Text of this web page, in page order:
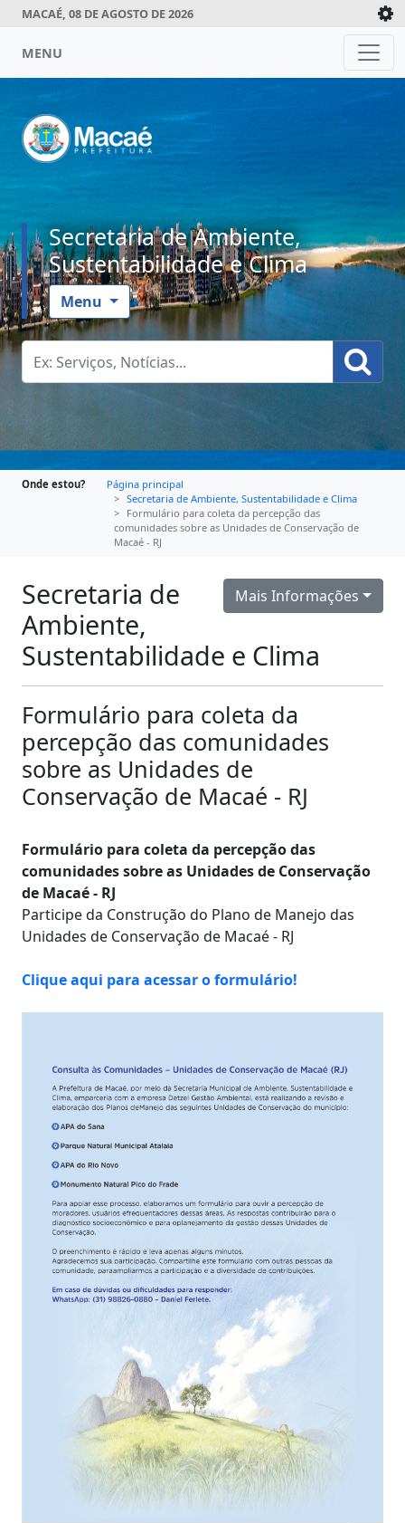
MACAÉ, 08 DE AGOSTO DE 2026
MENU
Secretaria de Ambiente,
Sustentabilidade e Clima
Menu
Onde estou?
Página principal
Secretaria de Ambiente, Sustentabilidade e Clima
Formulário para coleta da percepção das
comunidades sobre as Unidades de Conservação de
Macaé - RJ
Mais Informações
Secretaria de
Ambiente,
Sustentabilidade e Clima
Formulário para coleta da
percepção das comunidades
sobre as Unidades de
Conservação de Macaé - RJ
Formulário para coleta da percepção das
comunidades sobre as Unidades de Conservação
de Macaé - RJ
Participe da Construção do Plano de Manejo das
Unidades de Conservação de Macaé - RJ
Clique aqui para acessar o formulário!